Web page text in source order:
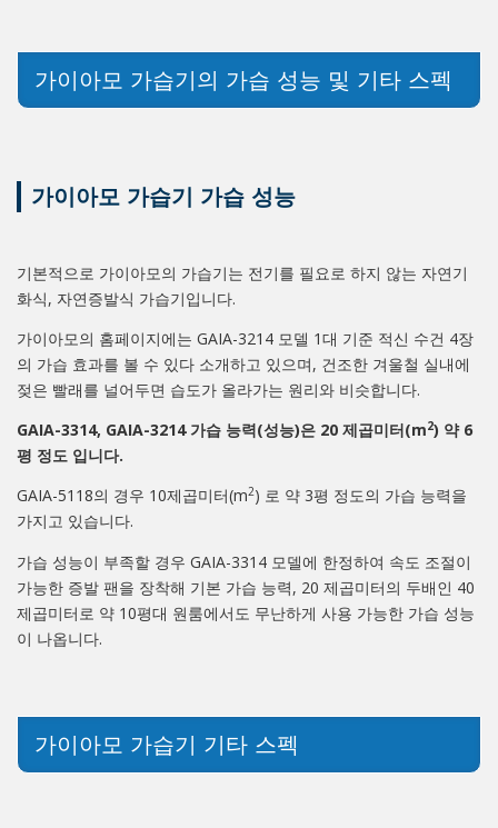
가이아모 가습기의 가습 성능 및 기타 스펙
가이아모 가습기 가습 성능
기본적으로 가이아모의 가습기는 전기를 필요로 하지 않는 자연기
화식, 자연증발식 가습기입니다.
가이아모의 홈페이지에는 GAIA-3214 모델 1대 기준 적신 수건 4장
의 가습 효과를 볼 수 있다 소개하고 있으며, 건조한 겨울철 실내에
젖은 빨래를 널어두면 습도가 올라가는 원리와 비슷합니다.
GAIA-3314, GAIA-3214 가습 능력(성능)은 20 제곱미터(m2) 약 6
평 정도 입니다.
GAIA-5118의 경우 10제곱미터(m2) 로 약 3평 정도의 가습 능력을
가지고 있습니다.
가습 성능이 부족할 경우 GAIA-3314 모델에 한정하여 속도 조절이
가능한 증발 팬을 장착해 기본 가습 능력, 20 제곱미터의 두배인 40
제곱미터로 약 10평대 원룸에서도 무난하게 사용 가능한 가습 성능
이 나옵니다.
가이아모 가습기 기타 스펙